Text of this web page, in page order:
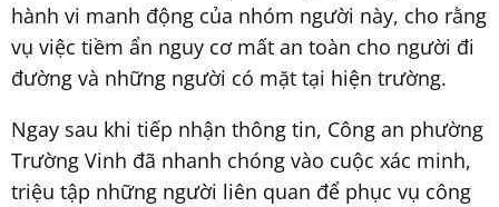
hành vi manh động của nhóm người này, cho rằng
vụ việc tiềm ẩn nguy cơ mất an toàn cho người đi
đường và những người có mặt tại hiện trường.
Ngay sau khi tiếp nhận thông tin, Công an phường
Trường Vinh đã nhanh chóng vào cuộc xác minh,
triệu tập những người liên quan để phục vụ công